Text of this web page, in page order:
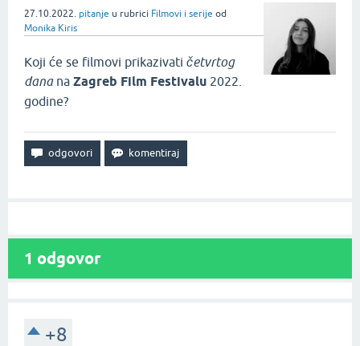
27.10.2022. pitanje u rubrici Filmovi i serije od
Monika Kiris
Koji će se filmovi prikazivati četvrtog
danana Zagreb Film Festivalu 2022.
godine?
1 odgovor
+8